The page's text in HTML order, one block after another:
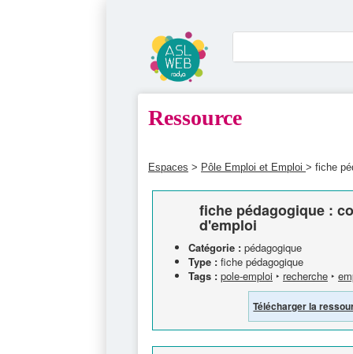
Ressource
Espaces > Pôle Emploi et Emploi > fiche
fiche pédagogique :
d'emploi
Catégorie : pédagogique
Type : fiche pédagogique
Tags : pole-emploi ‣ recherche ‣
Télécharger la